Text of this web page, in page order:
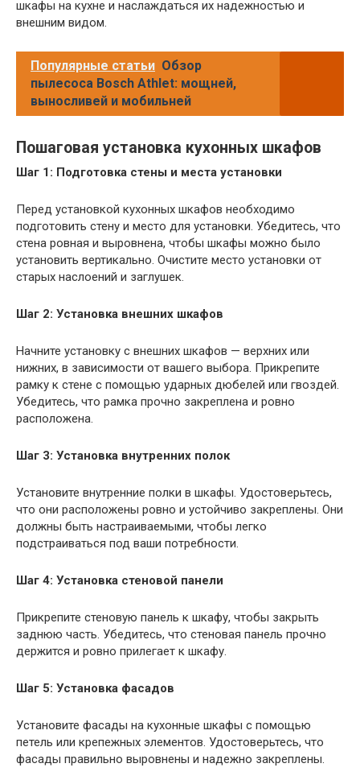
шкафы на кухне и наслаждаться их надежностью и
внешним видом.
Популярные статьи Обзор
пылесоса Bosch Athlet: мощней,
выносливей и мобильней
Пошаговая установка кухонных шкафов
Шаг 1: Подготовка стены и места установки
Перед установкой кухонных шкафов необходимо
подготовить стену и место для установки. Убедитесь, что
стена ровная и выровнена, чтобы шкафы можно было
установить вертикально. Очистите место установки от
старых наслоений и заглушек.
Шаг 2: Установка внешних шкафов
Начните установку с внешних шкафов — верхних или
нижних, в зависимости от вашего выбора. Прикрепите
рамку к стене с помощью ударных дюбелей или гвоздей.
Убедитесь, что рамка прочно закреплена и ровно
расположена.
Шаг 3: Установка внутренних полок
Установите внутренние полки в шкафы. Удостоверьтесь,
что они расположены ровно и устойчиво закреплены. Они
должны быть настраиваемыми, чтобы легко
подстраиваться под ваши потребности.
Шаг 4: Установка стеновой панели
Прикрепите стеновую панель к шкафу, чтобы закрыть
заднюю часть. Убедитесь, что стеновая панель прочно
держится и ровно прилегает к шкафу.
Шаг 5: Установка фасадов
Установите фасады на кухонные шкафы с помощью
петель или крепежных элементов. Удостоверьтесь, что
фасады правильно выровнены и надежно закреплены.